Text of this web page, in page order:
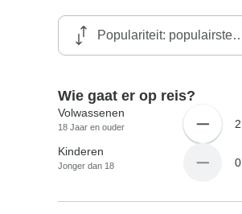
Wie gaat er op reis?
Volwassenen
18 Jaar en ouder 2
Kinderen
Jonger dan 18 0